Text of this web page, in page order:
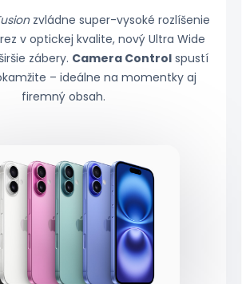
zvládne super-vysoké rozlíšenie
v optickej kvalite, nový Ultra Wide
zábery. Camera Control spustí
– ideálne na momentky aj
firemný obsah.